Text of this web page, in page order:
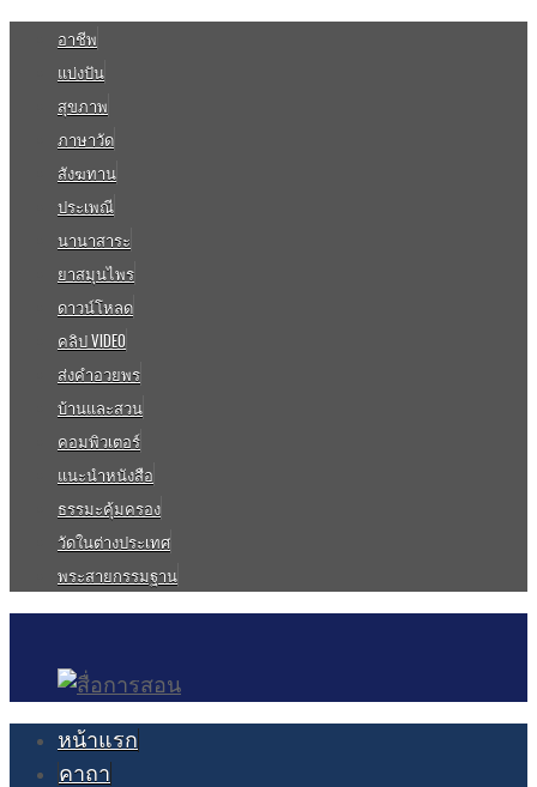
อาชีพ
แบ่งปัน
สุขภาพ
ภาษาวัด
สังฆทาน
ประเพณี
นานาสาระ
ยาสมุนไพร
ดาวน์โหลด
คลิป VIDEO
ส่งคำอวยพร
บ้านและสวน
คอมพิวเตอร์
แนะนำหนังสือ
ธรรมะคุ้มครอง
วัดในต่างประเทศ
พระสายกรรมฐาน
หน้าแรก
คาถา